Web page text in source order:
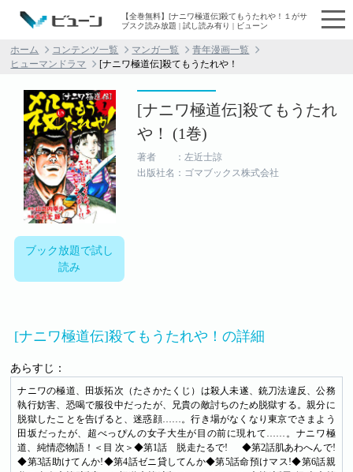
【全巻無料】[ナニワ極道伝]殺てもうたれや！１がサ
ブスク読み放題 | 試し読み有り | ビューン
ホーム コンテンツ一覧 マンガ一覧
青年漫画一覧
ヒューマンドラマ
[ナニワ極道伝]殺てもうたれや！
ブック放題で試し
読み
[ナニワ極道伝]殺てもうたれ
や！ (1巻)
著者 ：左近士諒
出版社名：ゴマブックス株式会社
[ナニワ極道伝]殺てもうたれや！の詳細
あらすじ：
ナニワの極道、田坂拓次（たさかたくじ）は殺人未遂、銃刀法違反、公務
執行妨害、恐喝で服役中だったが、兄貴の敵討ちのため脱獄する。親分に
脱獄したことを告げると、迷惑顔……。行き場がなくなり東京でさまよう
田坂だったが、超べっぴんの女子大生が目の前に現れて……。ナニワ極
道、純情恋物語！＜目 次＞◆第1話 脱走たるで! ◆第2話肌あわへんで!
◆第3話助けてんか!◆第4話ゼニ貸してんか◆第5話命預けマス!◆第6話親